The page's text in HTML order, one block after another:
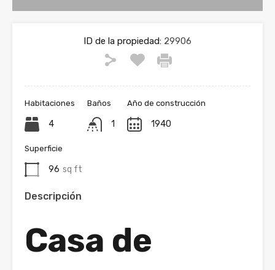
ID de la propiedad: 29906
Habitaciones
4
Baños
1
Año de construcción
1940
Superficie
96 sq ft
Descripción
Casa de